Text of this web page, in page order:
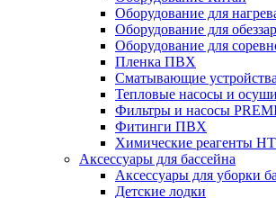
Оборудование для
Оборудование для
Оборудование для
Пленка ПВХ
Сматывающие устройства
Тепловые насосы и
Фильтры и насосы
Фитинги ПВХ
Химические реагенты
Аксессуары для бассейна
Аксессуары для уборки
Детские лодки